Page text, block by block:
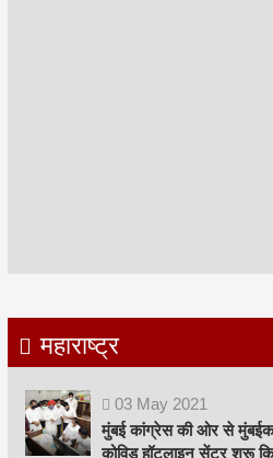
महाराष्ट्र
03 May 2021
मुंबई कांग्रेस की ओर से
कोविड हॉटलाइन सेंटर शुरू